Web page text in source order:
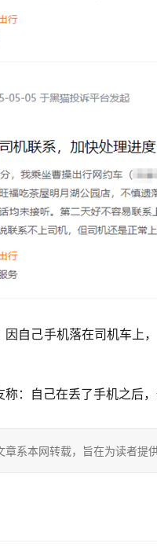
因自己手机落在司机车上
称：自己在丢了手机之后
章系本网转载，旨在为读者